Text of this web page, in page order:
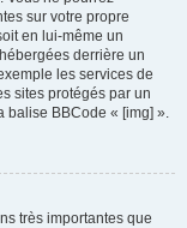
sur votre propre
en lui-même un
derrière un
les services de
sites protégés par un
balise BBCode « [img] ».
très importantes que